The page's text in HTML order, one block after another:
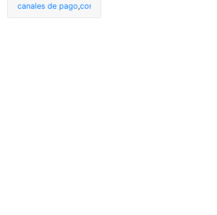
canales de pago,comprobante de pago